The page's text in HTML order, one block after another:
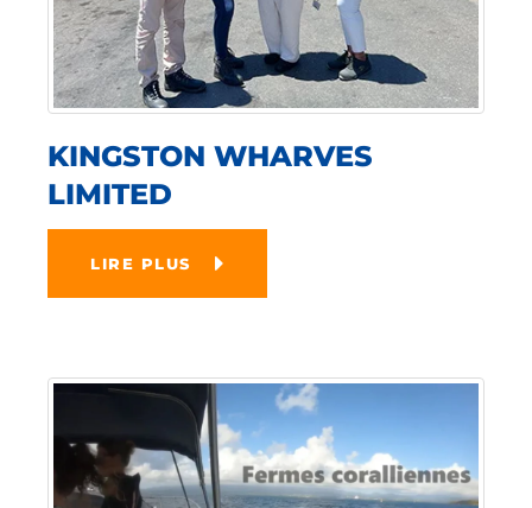
KINGSTON WHARVES
LIMITED
LIRE PLUS